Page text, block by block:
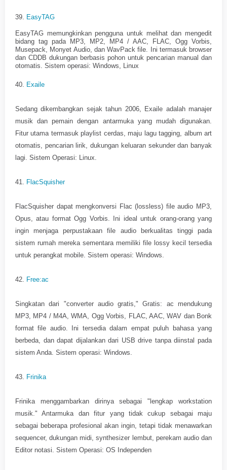
39. EasyTAG
EasyTAG memungkinkan pengguna untuk melihat dan mengedit
bidang tag pada MP3, MP2, MP4 / AAC, FLAC, Ogg Vorbis,
Musepack, Monyet Audio, dan WavPack file. Ini termasuk browser
dan CDDB dukungan berbasis pohon untuk pencarian manual dan
otomatis. Sistem operasi: Windows, Linux
40. Exaile
Sedang dikembangkan sejak tahun 2006, Exaile adalah manajer
musik dan pemain dengan antarmuka yang mudah digunakan.
Fitur utama termasuk playlist cerdas, maju lagu tagging, album art
otomatis, pencarian lirik, dukungan keluaran sekunder dan banyak
lagi. Sistem Operasi: Linux.
41. FlacSquisher
FlacSquisher dapat mengkonversi Flac (lossless) file audio MP3,
Opus, atau format Ogg Vorbis. Ini ideal untuk orang-orang yang
ingin menjaga perpustakaan file audio berkualitas tinggi pada
sistem rumah mereka sementara memiliki file lossy kecil tersedia
untuk perangkat mobile. Sistem operasi: Windows.
42. Free:ac
Singkatan dari "converter audio gratis," Gratis: ac mendukung
MP3, MP4 / M4A, WMA, Ogg Vorbis, FLAC, AAC, WAV dan Bonk
format file audio. Ini tersedia dalam empat puluh bahasa yang
berbeda, dan dapat dijalankan dari USB drive tanpa diinstal pada
sistem Anda. Sistem operasi: Windows.
43. Frinika
Frinika menggambarkan dirinya sebagai "lengkap workstation
musik." Antarmuka dan fitur yang tidak cukup sebagai maju
sebagai beberapa profesional akan ingin, tetapi tidak menawarkan
sequencer, dukungan midi, synthesizer lembut, perekam audio dan
Editor notasi. Sistem Operasi: OS Independen